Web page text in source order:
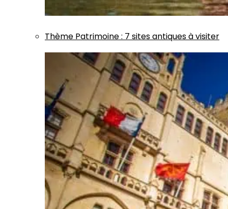
Thème Patrimoine: 7 sites antiques à visiter